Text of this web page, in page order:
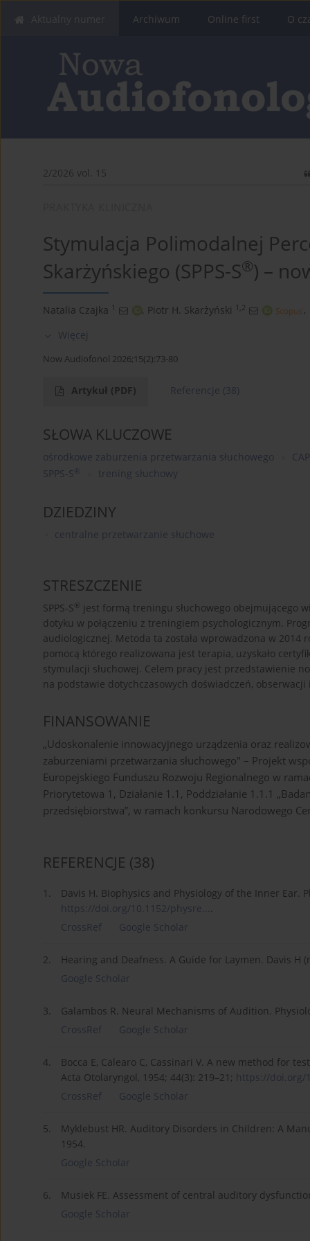
Aktualny numer Archiwum Online first O
2/2026 vol. 15
Stymulacja Polimodalnej
Skarżyńskiego (SPPS-S®) –
Natalia Czajka 1 , Piotr H. Skarżyński 1,2 ,
Więcej
Now Audiofonol 2026;15(2):73-80
Artykuł (PDF) Referencje (38)
SŁOWA KLUCZOWE
ośrodkowe zaburzenia przetwarzania słuchowego
SPPS-S ® trening słuchowy
DZIEDZINY
centralne przetwarzanie słuchowe
STRESZCZENIE
SPPS-S ® jest formą treningu słuchowego obejmującego
dotyku w połączeniu z treningiem psychologicznym.
audiologicznej. Metoda ta została wprowadzona w
pomocą którego realizowana jest terapia, uzyskało
stymulacji słuchowej. Celem pracy jest przedstawienie
na podstawie dotychczasowych doświadczeń, obserwacji
FINANSOWANIE
„Udoskonalenie innowacyjnego urządzenia oraz
zaburzeniami przetwarzania słuchowego" – Projekt
Europejskiego Funduszu Rozwoju Regionalnego w
Priorytetowa 1, Działanie 1.1, Poddziałanie 1.1.1
przedsiębiorstwa”, w ramach konkursu Narodowego
REFERENCJE (38)
1.
Davis H. Biophysics and Physiology of the Inner Ear.
https://doi.org/10.1152/physre... .
CrossRef
Google Scholar
2.
Hearing and Deafness. A Guide for Laymen. Davis H
Google Scholar
3. Galambos R. Neural Mechanisms of Audition.
CrossRef
Google Scholar
4.
Bocca E, Calearo C, Cassinari V. A new method for
Acta Otolaryngol, 1954; 44(3): 219–21; https://doi.org/
CrossRef
Google Scholar
5.
Myklebust HR. Auditory Disorders in Children: A
1954.
Google Scholar
6.
Musiek FE. Assessment of central auditory
Google Scholar